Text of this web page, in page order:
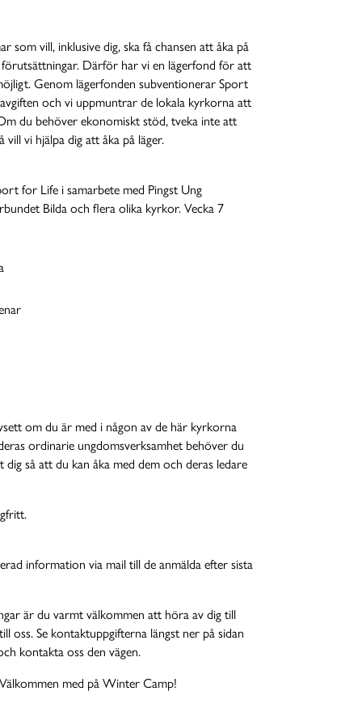
som vill, inklusive dig, ska få chansen att åka på
Därför har vi en lägerfond för att
Genom lägerfonden subventionerar Sport
och vi uppmuntrar de lokala kyrkorna att
du behöver ekonomiskt stöd, tveka inte att
vi hjälpa dig att åka på läger.
for Life i samarbete med Pingst Ung
Bilda och flera olika kyrkor. Vecka 7
om du är med i någon av de här kyrkorna
ordinarie ungdomsverksamhet behöver du
så att du kan åka med dem och deras ledare
information via mail till de anmälda efter sista
är du varmt välkommen att höra av dig till
oss. Se kontaktuppgifterna längst ner på sidan
kontakta oss den vägen.
med på Winter Camp!